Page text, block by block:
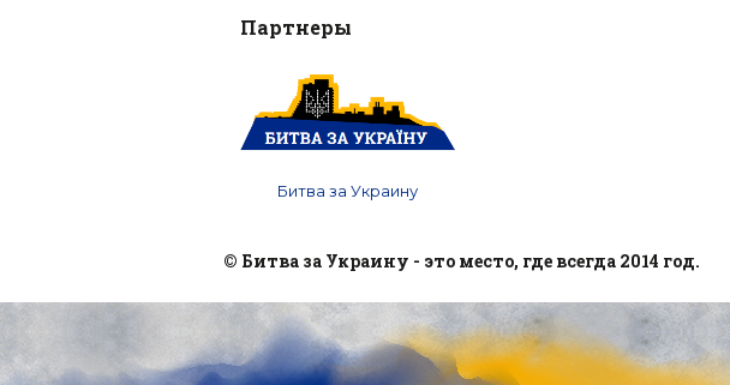
Партнеры
Битва за Украину
© Битва за Украину - это место, где всегда 2014 год.